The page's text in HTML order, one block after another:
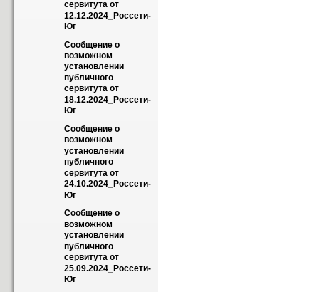
сервитута от
12.12.2024_Россети-
Юг
Сообщение о
возможном
установлении
публичного
сервитута от
18.12.2024_Россети-
Юг
Сообщение о
возможном
установлении
публичного
сервитута от
24.10.2024_Россети-
Юг
Сообщение о
возможном
установлении
публичного
сервитута от
25.09.2024_Россети-
Юг